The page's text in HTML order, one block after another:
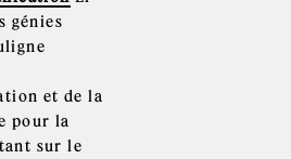
génies
et de la
pour la
sur le